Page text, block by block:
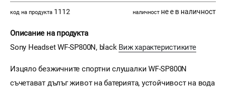
код на продукта 1112 наличност не е в наличност
Описание на продукта
Sony Headset WF-SP800N, black Виж характеристиките
Изцяло безжичните спортни слушалки WF-SP800N
съчетават дълъг живот на батерията, устойчивост на вода